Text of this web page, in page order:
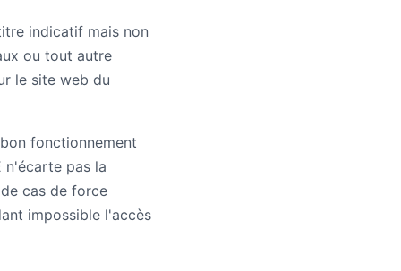
indicatif mais non
ou tout autre
le site web du
fonctionnement
n'écarte pas la
cas de force
impossible l'accès